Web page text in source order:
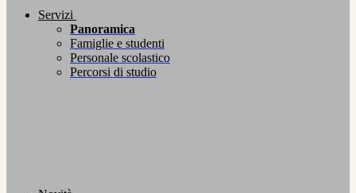
Servizi
Panoramica
Famiglie e studenti
Personale scolastico
Percorsi di studio